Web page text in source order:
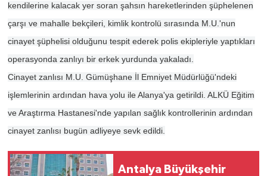
kendilerine kalacak yer soran şahsın hareketlerinden şüphelenen
çarşı ve mahalle bekçileri, kimlik kontrolü sırasında M.U.'nun
cinayet şüphelisi olduğunu tespit ederek polis ekipleriyle yaptıkları
operasyonda zanlıyı bir erkek yurdunda yakaladı.
Cinayet zanlısı M.U. Gümüşhane İl Emniyet Müdürlüğü'ndeki
işlemlerinin ardından hava yolu ile Alanya'ya getirildi. ALKÜ Eğitim
ve Araştırma Hastanesi'nde yapılan sağlık kontrollerinin ardından
cinayet zanlısı bugün adliyeye sevk edildi.
Antalya Büyükşehir